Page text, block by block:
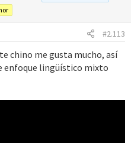
#2.113
chino me gusta mucho, así
enfoque lingüístico mixto